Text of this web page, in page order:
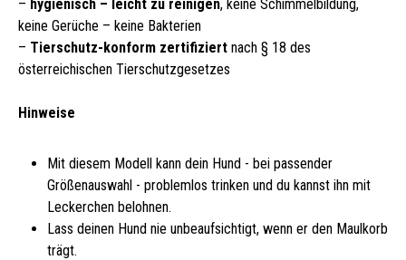
– hygienisch – leicht zu reinigen, keine Schimmelbildung,
keine Gerüche – keine Bakterien
– Tierschutz-konform zertifiziert nach § 18 des
österreichischen Tierschutzgesetzes
Hinweise
Mit diesem Modell kann dein Hund - bei passender
Größenauswahl - problemlos trinken und du kannst ihn mit
Leckerchen belohnen.
Lass deinen Hund nie unbeaufsichtigt, wenn er den Maulkorb
trägt.